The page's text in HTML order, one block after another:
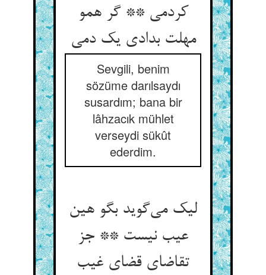
کردمی ** گر همو
مهلت بدادی یک دمی‌‌
Sevgili, benim
sözüme darılsaydı
susardım; bana bir
lâhzacık mühlet
verseydi sükût
ederdim.
لیک می‌‌گوید بگو هین
عیب نیست ** جز
تقاضای قضای غیب